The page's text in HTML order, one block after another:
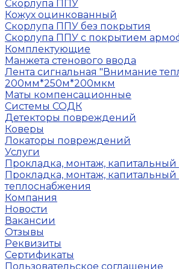
Скорлупа ППУ
Кожух оцинкованный
Скорлупа ППУ без покрытия
Скорлупа ППУ с покрытием
Комплектующие
Манжета стенового ввода
Лента сигнальная "Внимание
200мм*250м*200мкм
Маты компенсационные
Системы СОДК
Детекторы повреждений
Коверы
Локаторы повреждений
Услуги
Прокладка, монтаж, капитальный
Прокладка, монтаж, капитальный
теплоснабжения
Компания
Новости
Вакансии
Отзывы
Реквизиты
Сертификаты
Пользовательское соглашение